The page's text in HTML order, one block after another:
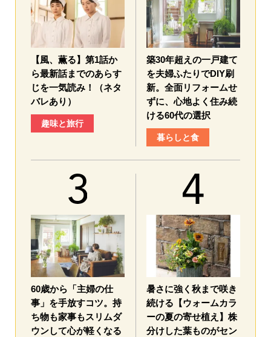
【風、薫る】第1話か
ら最新話までのあらす
じを一気読み！（ネタ
バレあり）
趣味と旅行
築30年超えの一戸建て
を夫婦ふたりでDIY刷
新。全面リフォームせ
ずに、心地よく住み続
ける60代の選択
暮らしと食
60歳から「主婦の仕
事」を手放すコツ。持
ち物も家事もスリムダ
ウンして心が軽くなる
暑さに強く秋まで咲き
続ける【ウォームカラ
ーの夏の寄せ植え】株
分けした葉ものがセン